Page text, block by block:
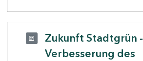
Zukunft Stadtgrün -
Verbesserung des